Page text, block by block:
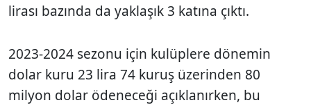
lirası bazında da yaklaşık 3 katına çıktı.
2023-2024 sezonu için kulüplere dönemin
dolar kuru 23 lira 74 kuruş üzerinden 80
milyon dolar ödeneceği açıklanırken, bu